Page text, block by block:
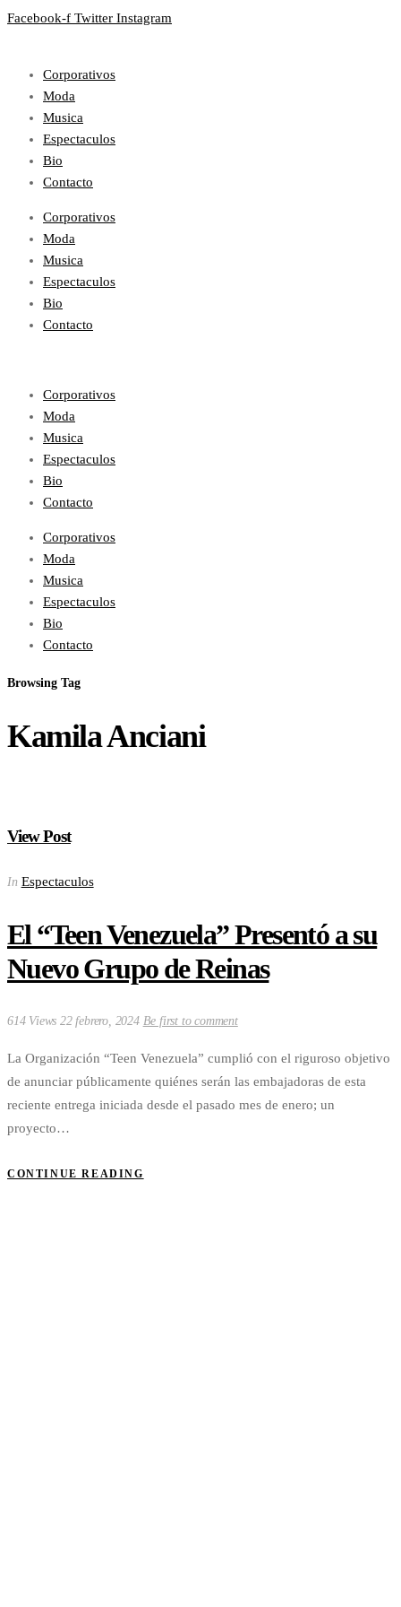
Facebook-f Twitter Instagram
Corporativos
Moda
Musica
Espectaculos
Bio
Contacto
Corporativos
Moda
Musica
Espectaculos
Bio
Contacto
Corporativos
Moda
Musica
Espectaculos
Bio
Contacto
Corporativos
Moda
Musica
Espectaculos
Bio
Contacto
Browsing Tag
Kamila Anciani
View Post
In Espectaculos
El “Teen Venezuela” Presentó a su
Nuevo Grupo de Reinas
614 Views 22 febrero, 2024 Be first to comment
La Organización “Teen Venezuela” cumplió con el riguroso objetivo
de anunciar públicamente quiénes serán las embajadoras de esta
reciente entrega iniciada desde el pasado mes de enero; un
proyecto…
CONTINUE READING